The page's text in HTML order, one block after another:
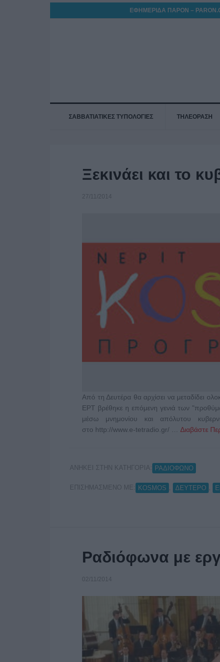
ΕΦΗΜΕΡΙΔΑ ΠΑΡΟΝ –
ΣΑΒΒΑΤΙΑΤΙΚΕΣ ΤΥΠΟΛΟΓΙΕΣ ΤΗΛΕΟΡΑΣΗ
Ξεκινάει και το
27/11/2014
Από τη Δευτέρα θα αρχίσει να μεταδίδει
ΕΡΤ βρέθηκε η επόμενη γενιά των
μέσω μνημονίου και απόλυτου
στο http://www.e-tetradio.gr/ … Διαβάστε
ΑΝΗΚΕΙ ΣΤΗΝ ΚΑΤΗΓΟΡΙΑ: ΡΑΔΙΟΦΩΝΟ
ΕΠΙΣΗΜΑΣΜΕΝΟ ΜΕ: KOSMOS ΔΕΥΤΕΡΟ
Ραδιόφωνα με
02/11/2014